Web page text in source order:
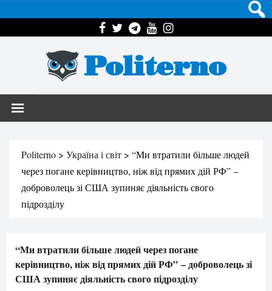
Politerno
Politerno > Україна і світ > “Ми втратили більше людей
через погане керівництво, ніж від прямих дій РФ” –
доброволець зі США зупиняє діяльність свого
підрозділу
“Ми втратили більше людей через погане
керівництво, ніж від прямих дій РФ” – доброволець зі
США зупиняє діяльність свого підрозділу